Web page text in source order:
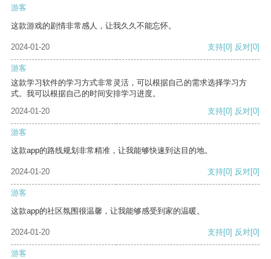
游客
这款游戏的剧情非常感人，让我久久不能忘怀。
2024-01-20 支持[0] 反对[0]
游客
这款学习软件的学习方式非常灵活，可以根据自己的需求选择学习方
式。我可以根据自己的时间安排学习进度。
2024-01-20
支持[0] 反对[0]
游客
这款app的路线规划非常精准，让我能够快速到达目的地。
2024-01-20 支持[0] 反对[0]
游客
这款app的社区氛围很温馨，让我能够感受到家的温暖。
2024-01-20 支持[0] 反对[0]
游客